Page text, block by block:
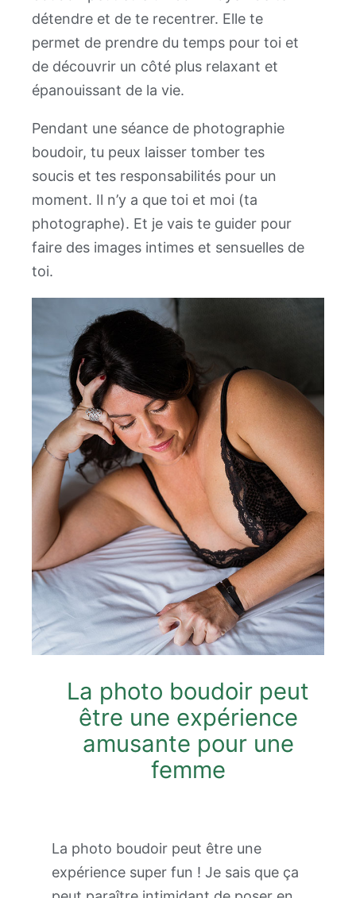
détendre et de te recentrer. Elle te
permet de prendre du temps pour toi et
de découvrir un côté plus relaxant et
épanouissant de la vie.
Pendant une séance de photographie
boudoir, tu peux laisser tomber tes
soucis et tes responsabilités pour un
moment. Il n’y a que toi et moi (ta
photographe). Et je vais te guider pour
faire des images intimes et sensuelles de
toi.
La photo boudoir peut
être une expérience
amusante pour une
femme
La photo boudoir peut être une
expérience super fun ! Je sais que ça